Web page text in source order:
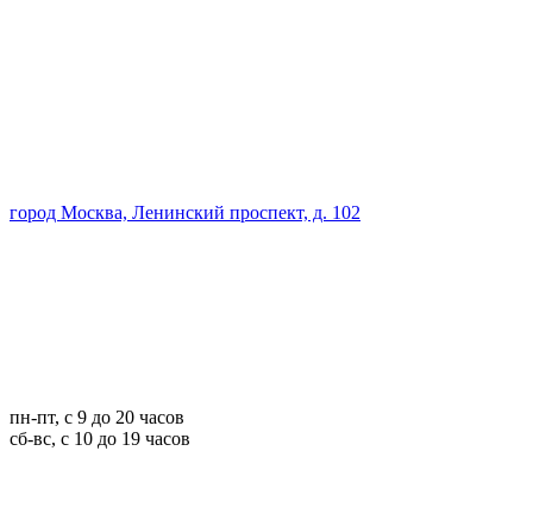
город Москва, Ленинский проспект, д. 102
пн-пт, с 9 до 20 часов
сб-вс, с 10 до 19 часов